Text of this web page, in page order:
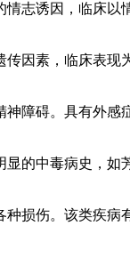
诱因，临床以
素，临床表现
碍。具有外感
中毒病史，如
伤。该类疾病